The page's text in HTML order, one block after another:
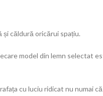
căldură oricărui spațiu.
model din lemn selectat
cu luciu ridicat nu numai